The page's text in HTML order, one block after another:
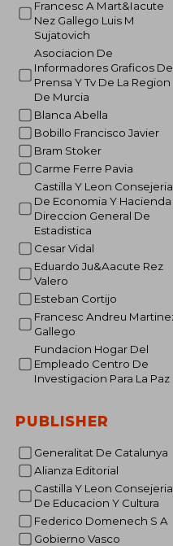
Francesc A Mart&Iacute
Nez Gallego Luis M
Sujatovich
Asociacion De
Informadores Graficos De
Prensa Y Tv De La Region
De Murcia
Blanca Abella
Bobillo Francisco Javier
Bram Stoker
Carme Ferre Pavia
Castilla Y Leon Consejeria
De Economia Y Hacienda
Direccion General De
Estadistica
Cesar Vidal
Eduardo Ju&Aacute Rez
Valero
Esteban Cortijo
Francesc Andreu Martinez
Gallego
Fundacion Hogar Del
Empleado Centro De
Investigacion Para La Paz
PUBLISHER
Generalitat De Catalunya
Alianza Editorial
Castilla Y Leon Consejeria
De Educacion Y Cultura
Federico Domenech S A
Gobierno Vasco